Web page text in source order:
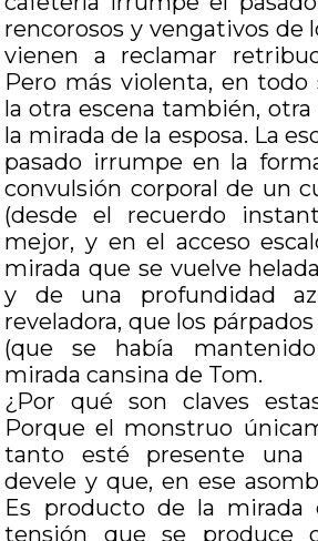
rencorosos y vengativos de
vienen a reclamar
Pero más violenta, en todo
la otra escena también, otra
la mirada de la esposa. La
pasado irrumpe en la
convulsión corporal de un
(desde el recuerdo
mejor, y en el acceso
mirada que se vuelve
y de una profundidad
reveladora, que los
(que se había
mirada cansina de Tom.
¿Por qué son claves
Porque el monstruo
tanto esté presente una
devele y que, en ese
Es producto de la mirada
tensión que se produce